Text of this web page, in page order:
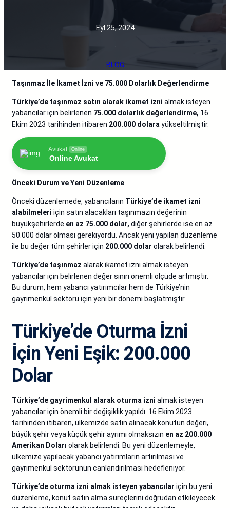
·
Eyl 25, 2024
·
BLOG
Taşınmaz İle İkamet İzni ve 75.000 Dolarlık Değerlendirme
Türkiye’de taşınmaz satın alarak ikamet izni almak isteyen
yabancılar için belirlenen 75.000 dolarlık değerlendirme, 16
Ekim 2023 tarihinden itibaren 200.000 dolara yükseltilmiştir.
Avukat Online
Online Avukat
Önceki Durum ve Yeni Düzenleme
Önceki düzenlemede, yabancıların Türkiye’de ikamet izni
alabilmeleri için satın alacakları taşınmazın değerinin
büyükşehirlerde en az 75.000 dolar, diğer şehirlerde ise en az
50.000 dolar olması gerekiyordu. Ancak yeni yapılan düzenleme
ile bu değer tüm şehirler için 200.000 dolar olarak belirlendi.
Türkiye’de taşınmaz alarak ikamet izni almak isteyen
yabancılar için belirlenen değer sınırı önemli ölçüde artmıştır.
Bu durum, hem yabancı yatırımcılar hem de Türkiye’nin
gayrimenkul sektörü için yeni bir dönemi başlatmıştır.
Türkiye’de Oturma İzni
İçin Yeni Eşik: 200.000
Dolar
Türkiye’de gayrimenkul alarak oturma izni almak isteyen
yabancılar için önemli bir değişiklik yapıldı. 16 Ekim 2023
tarihinden itibaren, ülkemizde satın alınacak konutun değeri,
büyük şehir veya küçük şehir ayrımı olmaksızın en az 200.000
Amerikan Doları olarak belirlendi. Bu yeni düzenlemeyle,
ülkemize yapılacak yabancı yatırımların artırılması ve
gayrimenkul sektörünün canlandırılması hedefleniyor.
Türkiye’de oturma izni almak isteyen yabancılar için bu yeni
düzenleme, konut satın alma süreçlerini doğrudan etkileyecek